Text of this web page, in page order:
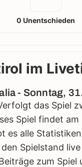
0 Unentschieden
im
- Sonntag,
das Spiel
Spiel findet
es alle
Spielstand
zum